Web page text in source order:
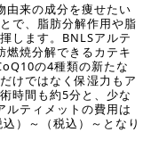
由来の成分を痩せたい
で、脂肪分解作用や脂
します。BNLSアルテ
燃焼分解できるカテキ
の4種類の新たな
けではなく保湿力もア
時間も約5分と、少な
ルティメットの費用は
）～（税込）～となり